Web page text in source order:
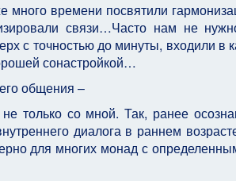
времени посвятили
связи…Часто нам не
с точностью до минуты, входили
сонастройкой…
общения –
только со мной. Так, ранее
диалога в раннем
для многих монад с